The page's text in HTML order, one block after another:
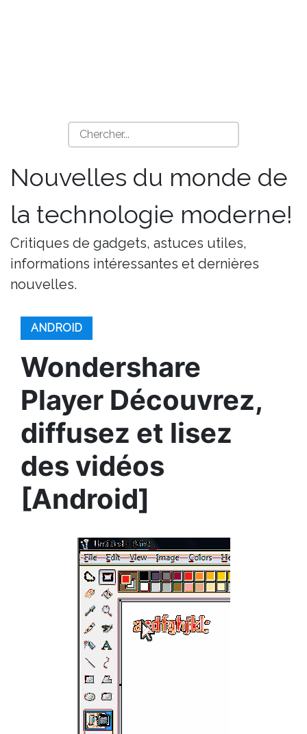
Nouvelles du monde de
la technologie moderne!
Critiques de gadgets, astuces utiles,
informations intéressantes et dernières
nouvelles.
ANDROID
Wondershare
Player Découvrez,
diffusez et lisez
des vidéos
[Android]